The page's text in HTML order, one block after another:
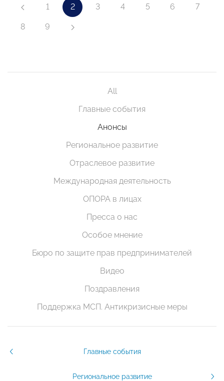
1 2 3 4 5 6 7
8 9
All
Главные события
Анонсы
Региональное развитие
Отраслевое развитие
Международная деятельность
ОПОРА в лицах
Пресса о нас
Особое мнение
Бюро по защите прав предпринимателей
Видео
Поздравления
Поддержка МСП. Антикризисные меры
Главные события
Региональное развитие